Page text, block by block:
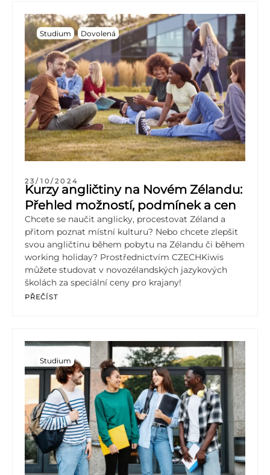
Studium Dovolená
23/10/2024
Kurzy angličtiny na Novém Zélandu:
Přehled možností, podmínek a cen
Chcete se naučit anglicky, procestovat Zéland a
přitom poznat místní kulturu? Nebo chcete zlepšit
svou angličtinu během pobytu na Zélandu či během
working holiday? Prostřednictvím CZECHKiwis
můžete studovat v novozélandských jazykových
školách za speciální ceny pro krajany!
PŘEČÍST
Studium